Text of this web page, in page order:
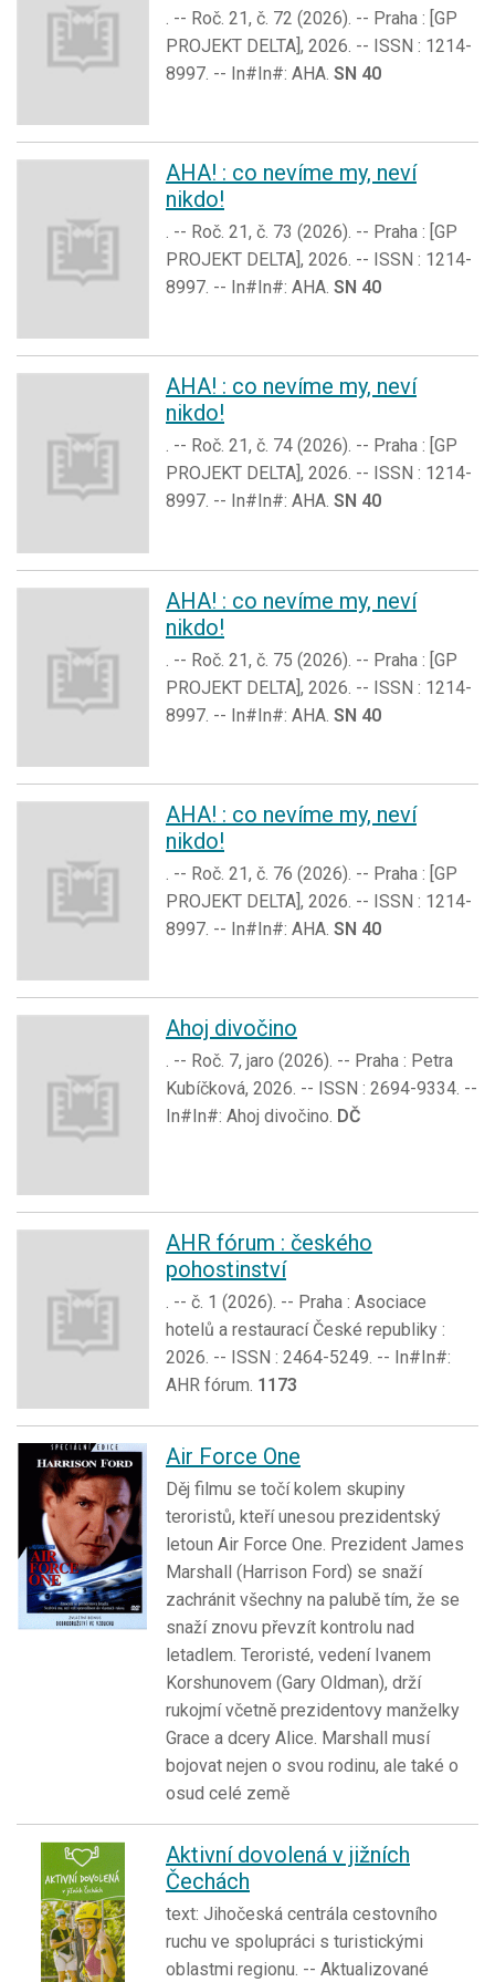
. -- Roč. 21, č. 72 (2026). -- Praha : [GP
PROJEKT DELTA], 2026. -- ISSN : 1214-
8997. -- In#In#: AHA. SN 40
AHA! : co nevíme my, neví
nikdo!
. -- Roč. 21, č. 73 (2026). -- Praha : [GP
PROJEKT DELTA], 2026. -- ISSN : 1214-
8997. -- In#In#: AHA. SN 40
AHA! : co nevíme my, neví
nikdo!
. -- Roč. 21, č. 74 (2026). -- Praha : [GP
PROJEKT DELTA], 2026. -- ISSN : 1214-
8997. -- In#In#: AHA. SN 40
AHA! : co nevíme my, neví
nikdo!
. -- Roč. 21, č. 75 (2026). -- Praha : [GP
PROJEKT DELTA], 2026. -- ISSN : 1214-
8997. -- In#In#: AHA. SN 40
AHA! : co nevíme my, neví
nikdo!
. -- Roč. 21, č. 76 (2026). -- Praha : [GP
PROJEKT DELTA], 2026. -- ISSN : 1214-
8997. -- In#In#: AHA. SN 40
Ahoj divočino
. -- Roč. 7, jaro (2026). -- Praha : Petra
Kubíčková, 2026. -- ISSN : 2694-9334. --
In#In#: Ahoj divočino. DČ
AHR fórum : českého
pohostinství
. -- č. 1 (2026). -- Praha : Asociace
hotelů a restaurací České republiky :
2026. -- ISSN : 2464-5249. -- In#In#:
AHR fórum. 1173
Air Force One
Děj filmu se točí kolem skupiny
teroristů, kteří unesou prezidentský
letoun Air Force One. Prezident James
Marshall (Harrison Ford) se snaží
zachránit všechny na palubě tím, že se
snaží znovu převzít kontrolu nad
letadlem. Teroristé, vedení Ivanem
Korshunovem (Gary Oldman), drží
rukojmí včetně prezidentovy manželky
Grace a dcery Alice. Marshall musí
bojovat nejen o svou rodinu, ale také o
osud celé země
Aktivní dovolená v jižních
Čechách
text: Jihočeská centrála cestovního
ruchu ve spolupráci s turistickými
oblastmi regionu. -- Aktualizované